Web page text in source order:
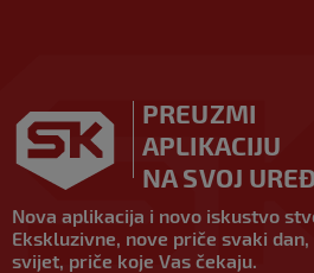
PREUZMI
APLIKACIJU
NA SVOJ
Nova aplikacija i novo iskustvo
Ekskluzivne, nove priče svaki
svijet, priče koje Vas čekaju.